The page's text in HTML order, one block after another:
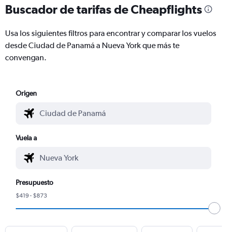
Buscador de tarifas de Cheapflights
Usa los siguientes filtros para encontrar y comparar los vuelos
desde Ciudad de Panamá a Nueva York que más te
convengan.
Origen
Vuela a
Presupuesto
$419 - $873